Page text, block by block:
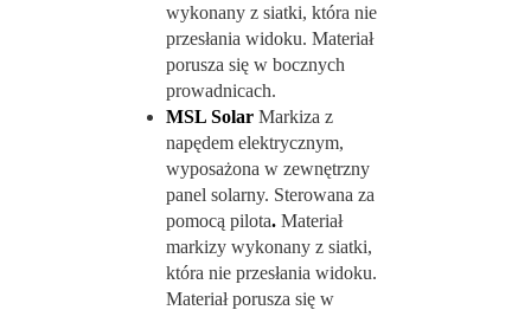
wykonany z siatki, która nie
przesłania widoku. Materiał
porusza się w bocznych
prowadnicach.
MSL Solar Markiza z
napędem elektrycznym,
wyposażona w zewnętrzny
panel solarny. Sterowana za
pomocą pilota. Materiał
markizy wykonany z siatki,
która nie przesłania widoku.
Materiał porusza się w